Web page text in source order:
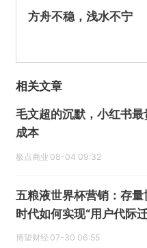
方舟不稳，浅水不宁
相关文章
毛文超的沉默，小红书最
成本
极点商业 08-04 09:32
五粮液世界杯营销：存量
时代如何实现“用户代际
博望财经 07-30 06:55